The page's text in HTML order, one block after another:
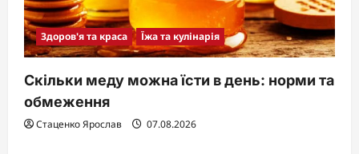
Здоров'я та краса Їжа та кулінарія
Скільки меду можна їсти в день: норми та
обмеження
Стаценко Ярослав 07.08.2026